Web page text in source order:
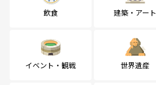
飲食 建築・アート
イベント・観戦 世界遺産